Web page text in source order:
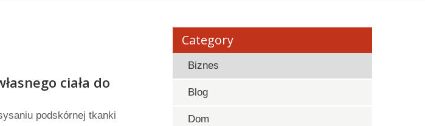
ciała do
podskórnej tkanki
Category
Biznes
Blog
Dom